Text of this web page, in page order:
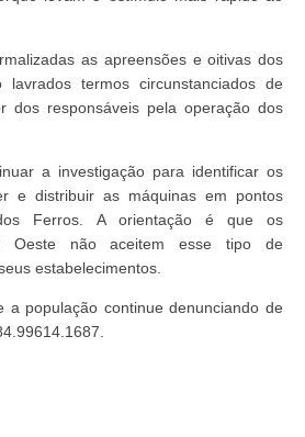
as apreensões e oitivas dos
lavrados termos circunstanciados de
dos responsáveis pela operação dos
a investigação para identificar os
e distribuir as máquinas em pontos
Ferros. A orientação é que os
Oeste não aceitem esse tipo de
estabelecimentos.
a população continue denunciando de